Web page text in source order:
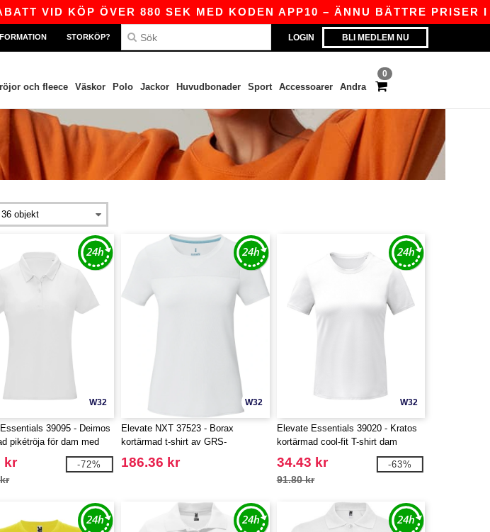
VID KÖP ÖVER 880 SEK MED KODEN APP10 – ÄNNU BÄTTRE PRISER I
LOGIN BLI MEDLEM NU
STORKÖP?
0
och fleece Väskor Polo Jackor Huvudbonader Sport Accessoarer Andra
W32
39095 - Deimos
pikétröja för dam med
kr -72%
W32
Elevate NXT 37523 - Borax
kortärmad t-shirt av GRS-
återvunnet cool-fitmaterial för dam
186.36 kr
W32
Elevate Essentials 39020 - Kratos
kortärmad cool-fit T-shirt dam
34.43 kr
91.80 kr
-63%